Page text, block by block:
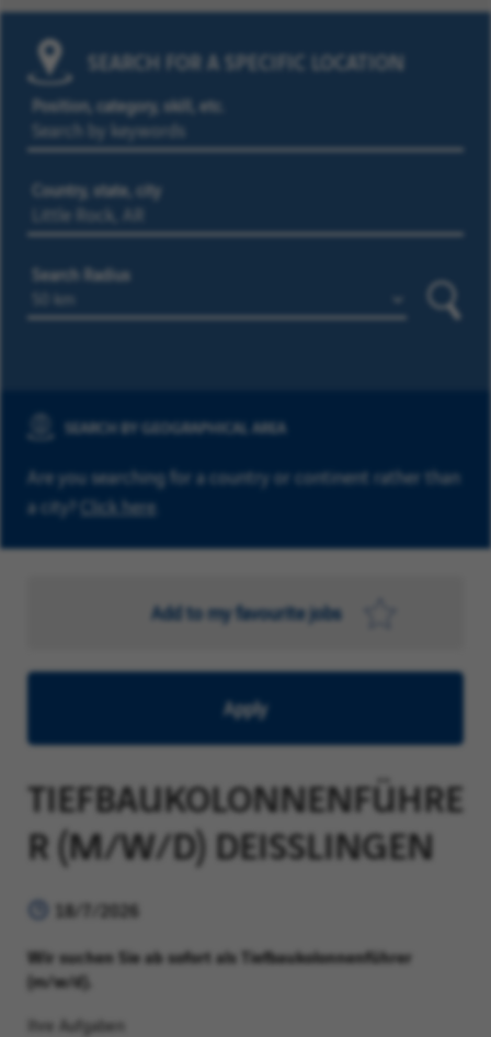
SEARCH FOR A SPECIFIC LOCATION
Position, category, skill, etc.
Country, state, city
Search Radius
SEARCH BY GEOGRAPHICAL AREA
Are you searching for a country or continent rather than
a city? Click here
Add to my favourite jobs
Apply
TIEFBAUKOLONNENFÜHRE
R (M/W/D) DEISSLINGEN
18/7/2026
Wir suchen Sie ab sofort als Tiefbaukolonnenführer
(m/w/d).
Ihre Aufgaben